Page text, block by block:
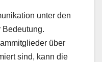
unter den
Bedeutung.
über
sind, kann die